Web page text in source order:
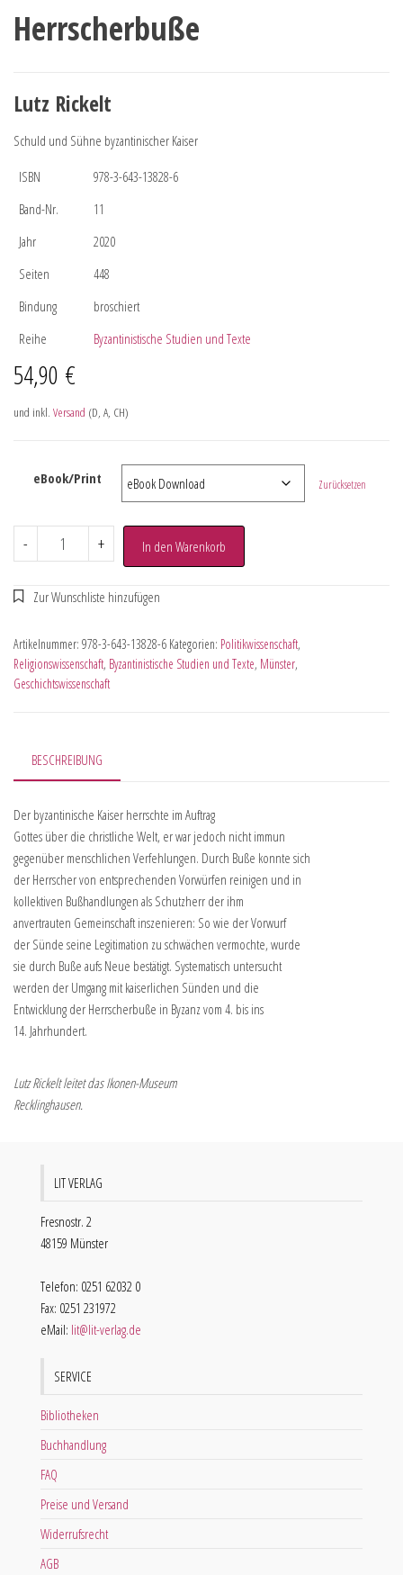
Herrscherbuße
Lutz Rickelt
Schuld und Sühne byzantinischer Kaiser
ISBN
978-3-643-13828-6
Band-Nr.
11
Jahr
2020
Seiten
448
Bindung
broschiert
Reihe
Byzantinistische Studien und Texte
54,90 €
und inkl. Versand (D, A, CH)
eBook/Print Zurücksetzen
- + In den Warenkorb
Artikelnummer: 978-3-643-13828-6 Kategorien: Politikwissenschaft,
Religionswissenschaft, Byzantinistische Studien und Texte, Münster,
Geschichtswissenschaft
BESCHREIBUNG
Der byzantinische Kaiser herrschte im Auftrag
Gottes über die christliche Welt, er war jedoch nicht immun
gegenüber menschlichen Verfehlungen. Durch Buße konnte sich
der Herrscher von entsprechenden Vorwürfen reinigen und in
kollektiven Bußhandlungen als Schutzherr der ihm
anvertrauten Gemeinschaft inszenieren: So wie der Vorwurf
der Sünde seine Legitimation zu schwächen vermochte, wurde
sie durch Buße aufs Neue bestätigt. Systematisch untersucht
werden der Umgang mit kaiserlichen Sünden und die
Entwicklung der Herrscherbuße in Byzanz vom 4. bis ins
14. Jahrhundert.
Lutz Rickelt leitet das Ikonen-Museum
Recklinghausen.
LIT VERLAG
Fresnostr. 2
48159 Münster
Telefon: 0251 62032 0
Fax: 0251 231972
eMail: lit@lit-verlag.de
SERVICE
Bibliotheken
Buchhandlung
FAQ
Preise und Versand
Widerrufsrecht
AGB